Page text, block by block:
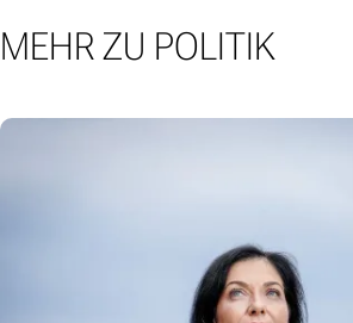
MEHR ZU POLITIK